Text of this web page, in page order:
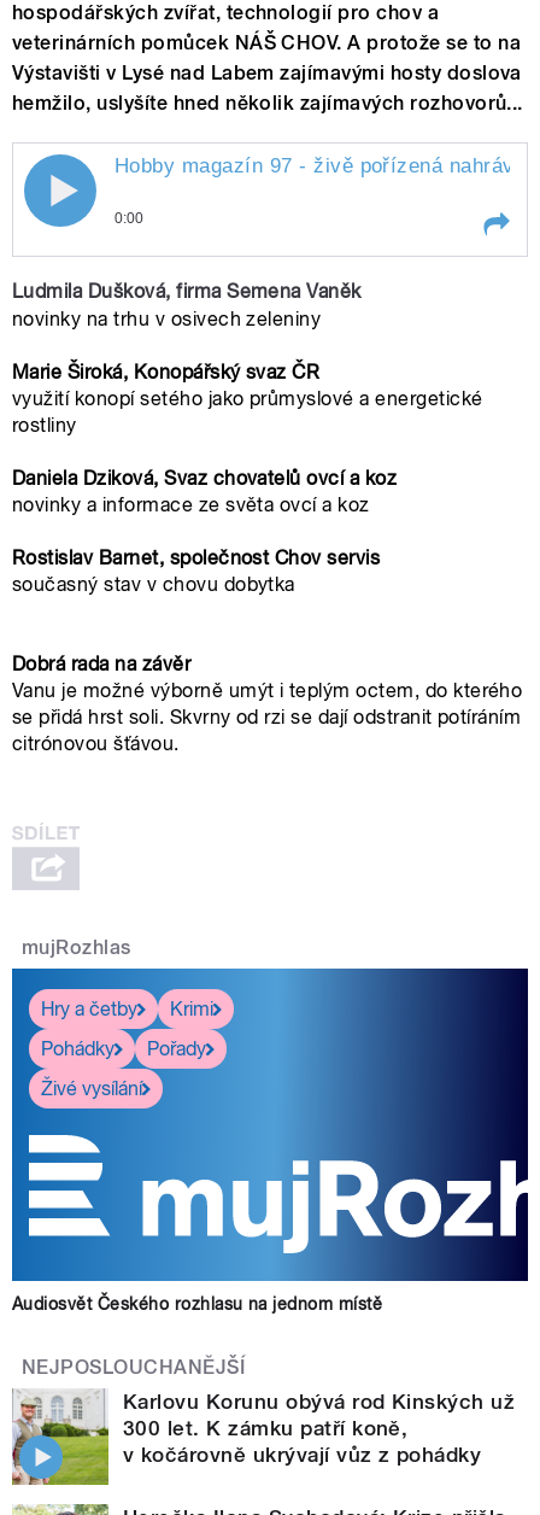
hospodářských zvířat, technologií pro chov a
veterinárních pomůcek NÁŠ CHOV. A protože se to na
Výstavišti v Lysé nad Labem zajímavými hosty doslova
hemžilo, uslyšíte hned několik zajímavých rozhovorů...
pause
Hobby magazín 97 - živě pořízená
0:00
Hobby magazín 97 - živě pořízená
nahrávka na výstavě Zemědělec
2008 v Lysé nad
Ludmila Dušková, firma Semena Vaněk
novinky na trhu v osivech zeleniny
Marie Široká, Konopářský svaz ČR
využití konopí setého jako průmyslové a energetické
rostliny
Daniela Dziková, Svaz chovatelů ovcí a koz
novinky a informace ze světa ovcí a koz
Rostislav Barnet, společnost Chov servis
současný stav v chovu dobytka
Dobrá rada na závěr
Vanu je možné výborně umýt i teplým octem, do kterého
se přidá hrst soli. Skvrny od rzi se dají odstranit potíráním
citrónovou šťávou.
mujRozhlas
Hry a četby
Krimi
Pohádky
Pořady
Živé vysílání
Audiosvět Českého rozhlasu na jednom místě
NEJPOSLOUCHANĚJŠÍ
Karlovu Korunu obývá rod Kinských už
300 let. K zámku patří koně,
v kočárovně ukrývají vůz z pohádky